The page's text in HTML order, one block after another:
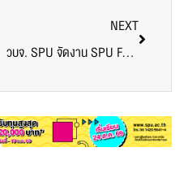
NEXT
วบจ. SPU จัดงาน SPU FAMILY’S DAY NIGHT PARTY ต้อนรับนักศึกษาใหม่ 2566 ระดับบัณฑิตศึกษา สุดแสนอบอุ่น